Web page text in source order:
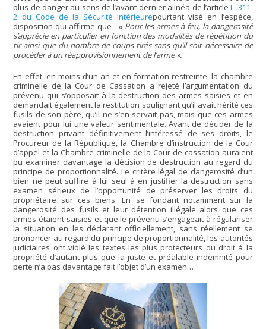
plus de danger au sens de l’avant-dernier alinéa de l’articleL. 311-
2 du Code de la Sécurité Intérieurepourtant visé en l’espèce,
disposition qui affirme que : « Pour les armes à feu, la dangerosité
s’apprécie en particulier en fonction des modalités de répétition du
tir ainsi que du nombre de coups tirés sans qu’il soit nécessaire de
procéder à un réapprovisionnement de l’arme ».
En effet, en moins d’un an et en formation restreinte, la chambre
criminelle de la Cour de Cassation a rejeté l’argumentation du
prévenu qui s’opposait à la destruction des armes saisies et en
demandait également la restitution soulignant qu’il avait hérité ces
fusils de son père, qu’il ne s’en servait pas, mais que ces armes
avaient pour lui une valeur sentimentale. Avant de décider de la
destruction privant définitivement l’intéressé de ses droits, le
Procureur de la République, la Chambre d’instruction de la Cour
d’appel et la Chambre criminelle de la Cour de cassation auraient
pu examiner davantage la décision de destruction au regard du
principe de proportionnalité. Le critère légal de dangerosité d’un
bien ne peut suffire à lui seul à en justifier la destruction sans
examen sérieux de l’opportunité de préserver les droits du
propriétaire sur ces biens. En se fondant notamment sur la
dangerosité des fusils et leur détention illégale alors que ces
armes étaient saisies et que le prévenu s’engageait à régulariser
la situation en les déclarant officiellement, sans réellement se
prononcer au regard du principe de proportionnalité, les autorités
judiciaires ont violé les textes les plus protecteurs du droit à la
propriété d’autant plus que la juste et préalable indemnité pour
perte n’a pas davantage fait l’objet d’un examen…